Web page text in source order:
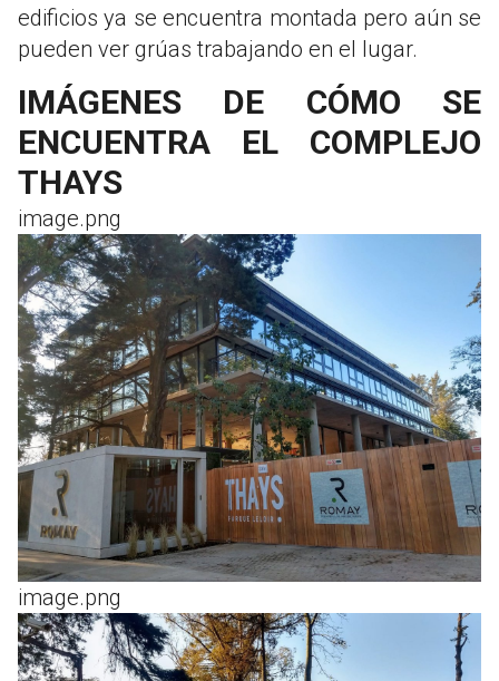
edificios ya se encuentra montada pero aún se
pueden ver grúas trabajando en el lugar.
IMÁGENES DE CÓMO SE
ENCUENTRA EL COMPLEJO
THAYS
image.png
image.png